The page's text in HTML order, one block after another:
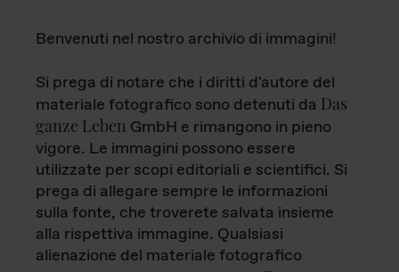
Benvenuti nel nostro archivio di immagini!
Si prega di notare che i diritti d'autore del
materiale fotografico sono detenuti da Das
ganze Leben GmbH e rimangono in pieno
vigore. Le immagini possono essere
utilizzate per scopi editoriali e scientifici. Si
prega di allegare sempre le informazioni
sulla fonte, che troverete salvata insieme
alla rispettiva immagine. Qualsiasi
alienazione del materiale fotografico